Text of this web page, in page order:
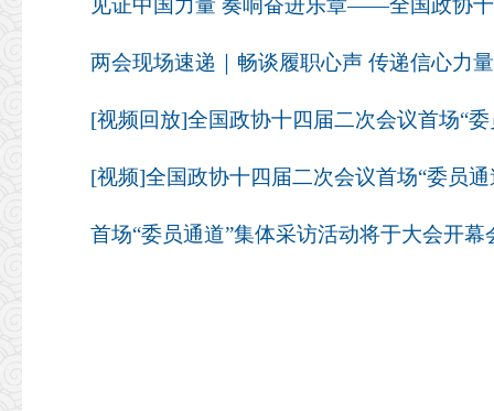
[视频回放]全国政协十四届二次会议首场“委
[视频]全国政协十四届二次会议首场“委员通
首场“委员通道”集体采访活动将于大会开幕